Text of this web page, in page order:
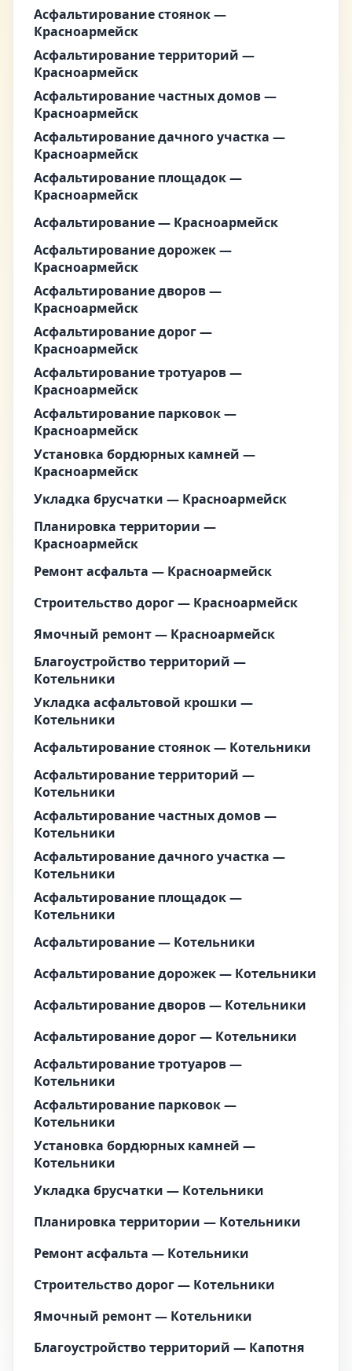
Асфальтирование стоянок —
Красноармейск
Асфальтирование территорий —
Красноармейск
Асфальтирование частных домов —
Красноармейск
Асфальтирование дачного участка —
Красноармейск
Асфальтирование площадок —
Красноармейск
Асфальтирование — Красноармейск
Асфальтирование дорожек —
Красноармейск
Асфальтирование дворов —
Красноармейск
Асфальтирование дорог —
Красноармейск
Асфальтирование тротуаров —
Красноармейск
Асфальтирование парковок —
Красноармейск
Установка бордюрных камней —
Красноармейск
Укладка брусчатки — Красноармейск
Планировка территории —
Красноармейск
Ремонт асфальта — Красноармейск
Строительство дорог — Красноармейск
Ямочный ремонт — Красноармейск
Благоустройство территорий —
Котельники
Укладка асфальтовой крошки —
Котельники
Асфальтирование стоянок — Котельники
Асфальтирование территорий —
Котельники
Асфальтирование частных домов —
Котельники
Асфальтирование дачного участка —
Котельники
Асфальтирование площадок —
Котельники
Асфальтирование — Котельники
Асфальтирование дорожек — Котельники
Асфальтирование дворов — Котельники
Асфальтирование дорог — Котельники
Асфальтирование тротуаров —
Котельники
Асфальтирование парковок —
Котельники
Установка бордюрных камней —
Котельники
Укладка брусчатки — Котельники
Планировка территории — Котельники
Ремонт асфальта — Котельники
Строительство дорог — Котельники
Ямочный ремонт — Котельники
Благоустройство территорий — Капотня